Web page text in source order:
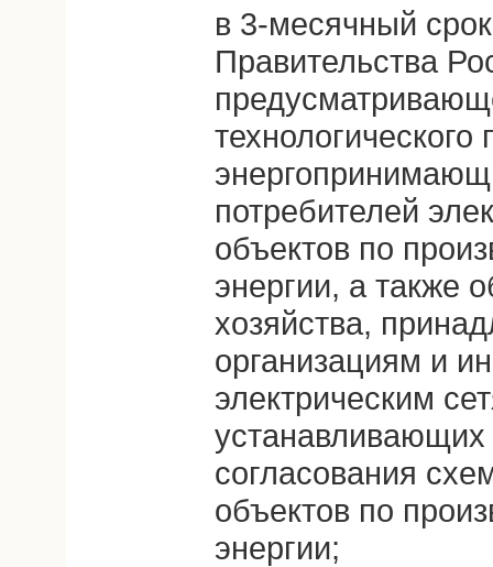
в 3-месячный
Правительства
потребителей
объектов по
энергии, а также
хозяйства,
организациям и
электрическим
устанавливающих
согласования
объектов по
энергии;